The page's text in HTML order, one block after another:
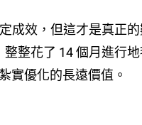
成效，但這才是真正
整花了 14 個月進行
實優化的長遠價值。